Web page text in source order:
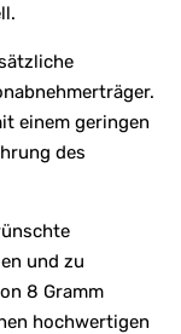
einem geringen
des
und zu
8 Gramm
hochwertigen